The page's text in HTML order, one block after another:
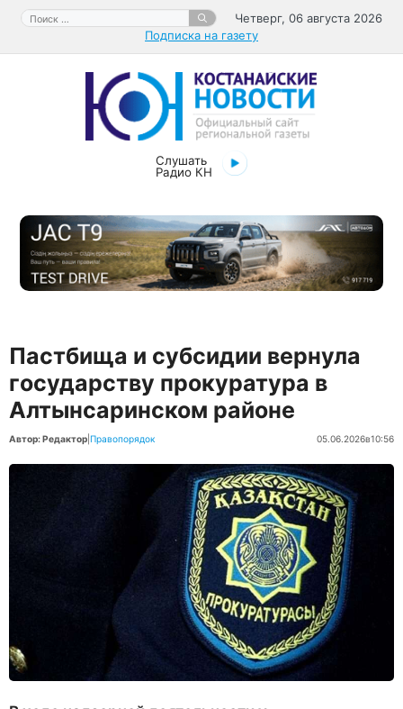
Перейти
содержимому
Поиск:
Четверг, 06 августа 2026
Подписка на газету
Слушать
Радио КН
Пастбища и субсидии вернула
государству прокуратура в
Алтынсаринском районе
Автор: Редактор Правопорядок 05.06.2026в10:56